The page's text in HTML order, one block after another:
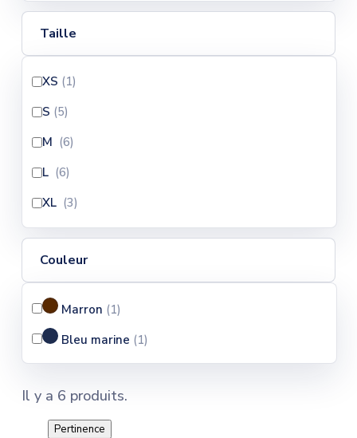
Taille
XS (1)
S (5)
M (6)
L (6)
XL (3)
Couleur
Marron (1)
Bleu marine (1)
Il y a 6 produits.
Pertinence